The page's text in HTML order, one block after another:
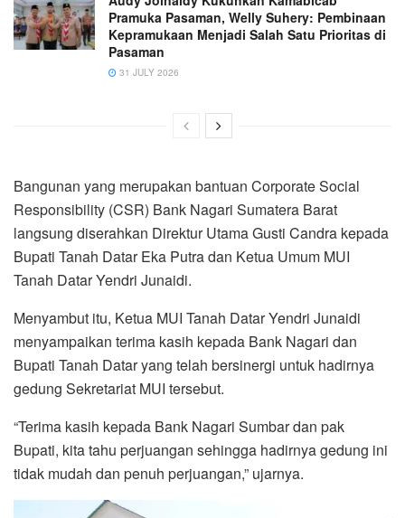
Pramuka Pasaman, Welly Suhery: Pembinaan
Kepramukaan Menjadi Salah Satu Prioritas di
Pasaman
31 JULY 2026
Bangunan yang merupakan bantuan Corporate Social
Responsibility (CSR) Bank Nagari Sumatera Barat
langsung diserahkan Direktur Utama Gusti Candra kepada
Bupati Tanah Datar Eka Putra dan Ketua Umum MUI
Tanah Datar Yendri Junaidi.
Menyambut itu, Ketua MUI Tanah Datar Yendri Junaidi
menyampaikan terima kasih kepada Bank Nagari dan
Bupati Tanah Datar yang telah bersinergi untuk hadirnya
gedung Sekretariat MUI tersebut.
“Terima kasih kepada Bank Nagari Sumbar dan pak
Bupati, kita tahu perjuangan sehingga hadirnya gedung ini
tidak mudah dan penuh perjuangan,” ujarnya.